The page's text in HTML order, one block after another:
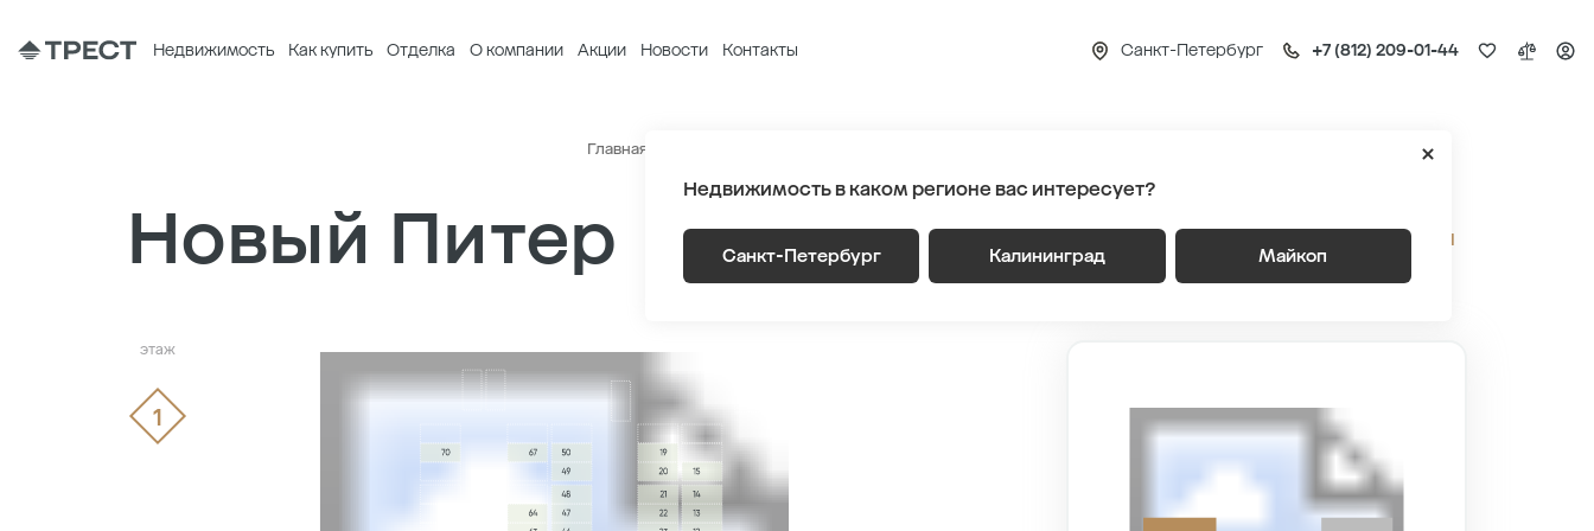
Недвижимость Как купить Отделка О компании Акции Новости Контакты Санкт-Петербург +7 (812) 209-01-44
Недвижимость в каком регионе вас интересует?
Санкт-Петербург Калининград Майкоп
Главная
Новый Питер ВСЕ ПАРКИНГИ
1